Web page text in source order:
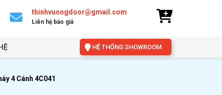
thinhvuongdoor@gmail.com
Liên hệ báo giá
HỆ THỐNG SHOWROOM
4 Cánh 4C041